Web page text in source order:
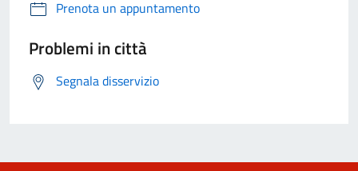
Prenota un appuntamento
Problemi in città
Segnala disservizio